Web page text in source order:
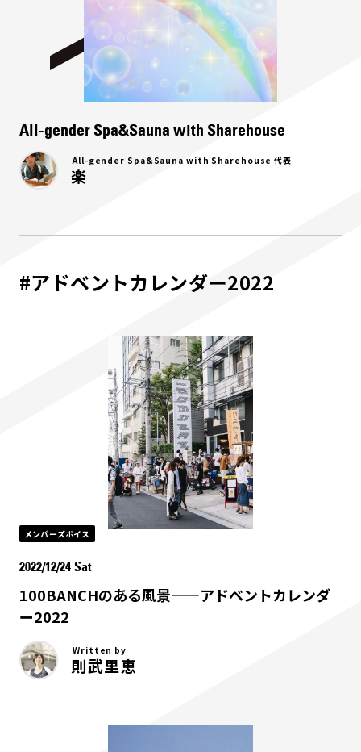
All-gender Spa&Sauna with Sharehouse
All-gender Spa&Sauna with Sharehouse 代表
楽
#アドベントカレンダー2022
メンバーズボイス
2022/12/24 Sat
100BANCHのある風景——アドベントカレンダ
ー2022
Written by
則武里恵